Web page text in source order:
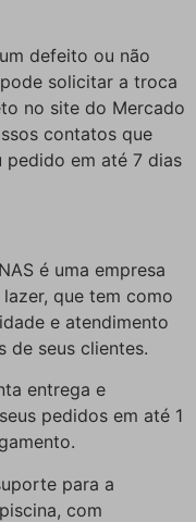
defeito ou não
solicitar a troca
no site do Mercado
contatos que
em até 7 dias
é uma empresa
que tem como
e atendimento
de seus clientes.
entrega e
pedidos em até 1
para a
com